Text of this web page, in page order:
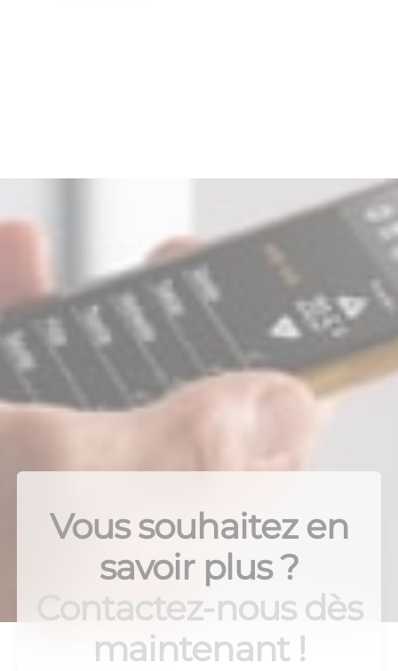
Vous souhaitez en
savoir plus ?
Contactez-nous dès
maintenant !